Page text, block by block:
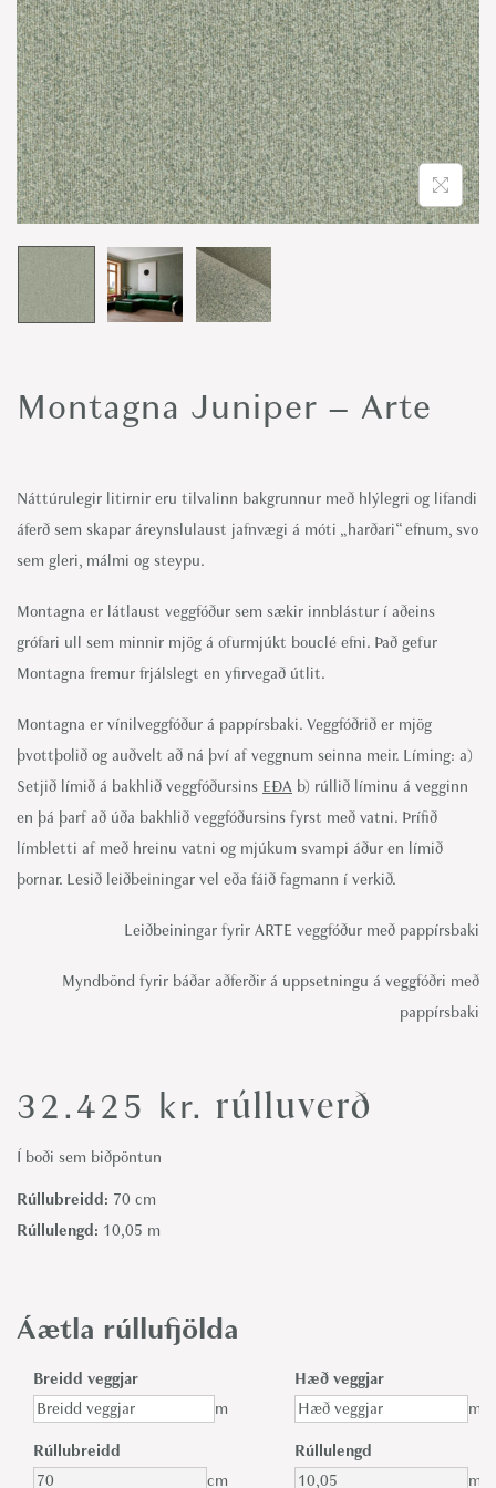
o
n
Montagna Juniper – Arte
32.425 kr. rúlluverð
Náttúrulegir litirnir eru tilvalinn bakgrunnur með hlýlegri og lifandi
áferð sem skapar áreynslulaust jafnvægi á móti „harðari“ efnum, svo
sem gleri, málmi og steypu.
Montagna er látlaust veggfóður sem sækir innblástur í aðeins
grófari ull sem minnir mjög á ofurmjúkt bouclé efni. Það gefur
Montagna fremur frjálslegt en yfirvegað útlit.
Montagna er vínilveggfóður á pappírsbaki. Veggfóðrið er mjög
þvottþolið og auðvelt að ná því af veggnum seinna meir. Líming: a)
Setjið límið á bakhlið veggfóðursins EÐA b) rúllið líminu á vegginn
en þá þarf að úða bakhlið veggfóðursins fyrst með vatni. Þrífið
límbletti af með hreinu vatni og mjúkum svampi áður en límið
þornar. Lesið leiðbeiningar vel eða fáið fagmann í verkið.
Leiðbeiningar fyrir ARTE veggfóður með pappírsbaki
Myndbönd fyrir báðar aðferðir á uppsetningu á veggfóðri með
pappírsbaki
Í boði sem biðpöntun
Rúllubreidd: 70 cm
Rúllulengd: 10,05 m
Áætla rúllufjölda
Breidd veggjar
m
Hæð veggjar
m
Rúllubreidd
cm
Rúllulengd
m